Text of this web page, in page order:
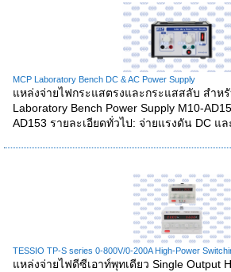
MCP Laboratory Bench DC & AC Power Supply
แหล่งจ่ายไฟกระแสตรงและกระแสสลับ สำห
Laboratory Bench Power Supply M10-
AD153 รายละเอียดทั่วไป: จ่ายแรงดัน DC แล
TESSIO TP-S series 0-800V/0-200A High-Power
แหล่งจ่ายไฟดีซีเอาท์พุทเดียว Single Output